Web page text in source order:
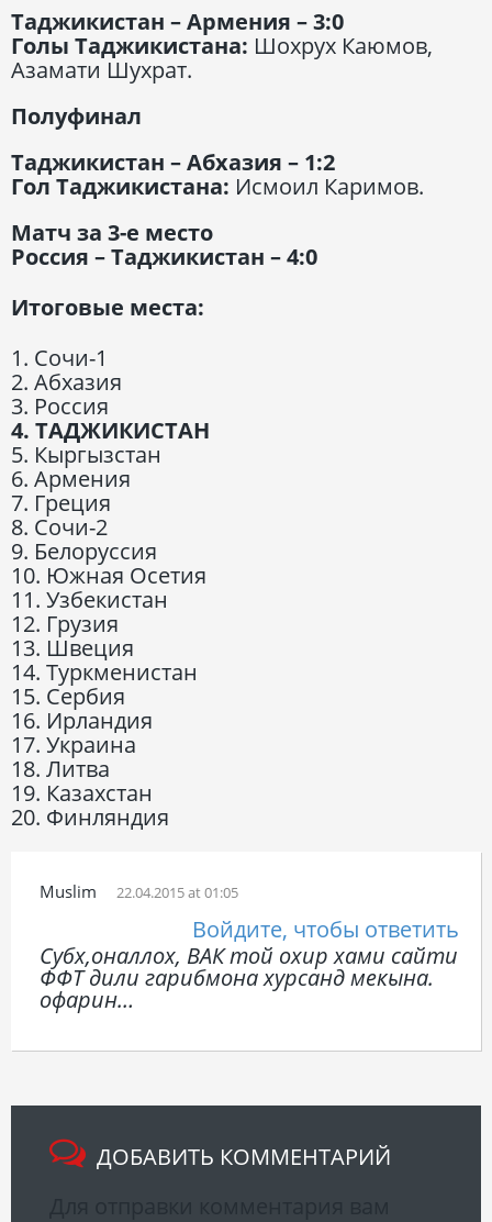
Таджикистан – Армения – 3:0
Голы Таджикистана: Шохрух Каюмов,
Азамати Шухрат.
Полуфинал
Таджикистан – Абхазия – 1:2
Гол Таджикистана: Исмоил Каримов.
Матч за 3-е место
Россия – Таджикистан – 4:0
Итоговые места:
1. Сочи-1
2. Абхазия
3. Россия
4. ТАДЖИКИСТАН
5. Кыргызстан
6. Армения
7. Греция
8. Сочи-2
9. Белоруссия
10. Южная Осетия
11. Узбекистан
12. Грузия
13. Швеция
14. Туркменистан
15. Сербия
16. Ирландия
17. Украина
18. Литва
19. Казахстан
20. Финляндия
Muslim 22.04.2015 at 01:05
Войдите, чтобы ответить
Субх,оналлох, ВАК той охир хами сайти
ФФТ дили гарибмона хурсанд мекына.
офарин…
ДОБАВИТЬ КОММЕНТАРИЙ